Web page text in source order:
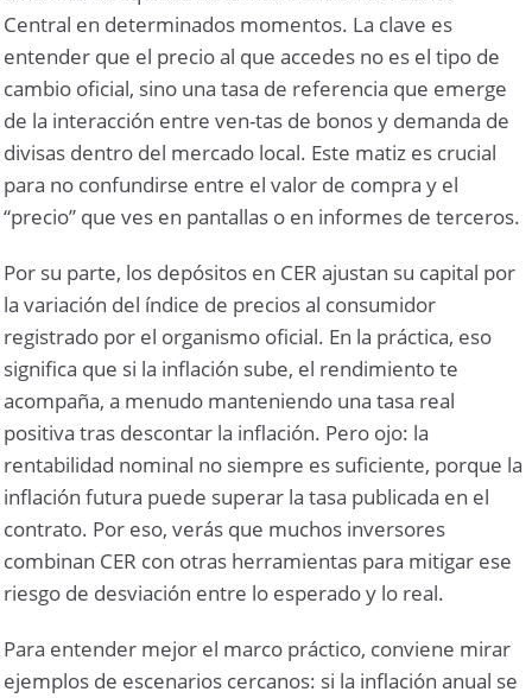
Central en determinados momentos. La clave es
entender que el precio al que accedes no es el tipo de
cambio oficial, sino una tasa de referencia que emerge
de la interacción entre ven-tas de bonos y demanda de
divisas dentro del mercado local. Este matiz es crucial
para no confundirse entre el valor de compra y el
“precio” que ves en pantallas o en informes de terceros.
Por su parte, los depósitos en CER ajustan su capital por
la variación del índice de precios al consumidor
registrado por el organismo oficial. En la práctica, eso
significa que si la inflación sube, el rendimiento te
acompaña, a menudo manteniendo una tasa real
positiva tras descontar la inflación. Pero ojo: la
rentabilidad nominal no siempre es suficiente, porque la
inflación futura puede superar la tasa publicada en el
contrato. Por eso, verás que muchos inversores
combinan CER con otras herramientas para mitigar ese
riesgo de desviación entre lo esperado y lo real.
Para entender mejor el marco práctico, conviene mirar
ejemplos de escenarios cercanos: si la inflación anual se